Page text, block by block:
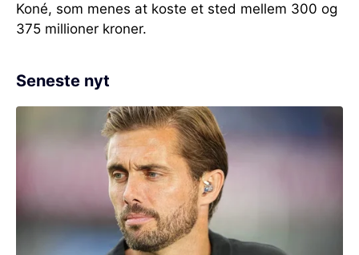
Koné, som menes at koste et sted mellem 300 og
375 millioner kroner.
Seneste nyt